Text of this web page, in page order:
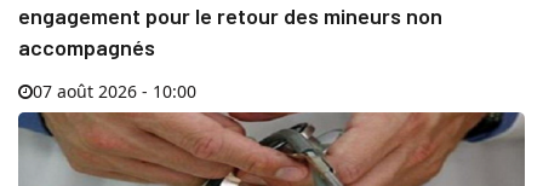
engagement pour le retour des mineurs non
accompagnés
07 août 2026 - 10:00